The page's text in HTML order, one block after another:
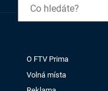
O FTV Prima
Volná místa